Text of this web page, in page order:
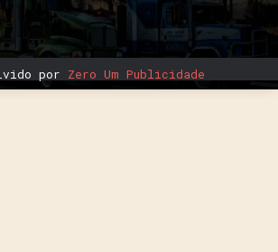
por Zero Um Publicidade